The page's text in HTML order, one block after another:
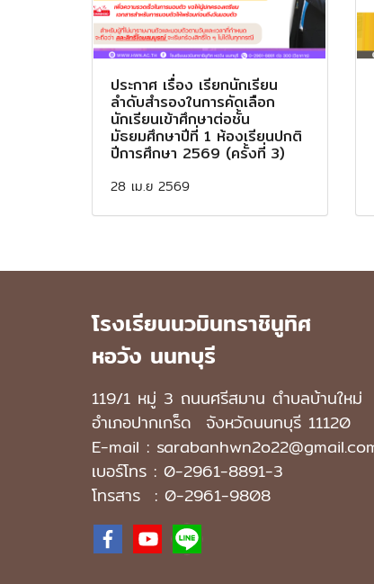
ประกาศ เรื่อง เรียกนักเรียน
ลำดับสำรองในการคัดเลือก
นักเรียนเข้าศึกษาต่อชั้น
มัธยมศึกษาปีที่ 1 ห้องเรียนปกติ
ปีการศึกษา 2569 (ครั้งที่ 3)
28 เม.ย 2569
โรงเรียนนวมินทราชินูทิศ
หอวัง นนทบุรี
119/1 หมู่ 3 ถนนศรีสมาน ตำบลบ้านใหม่
อำเภอปากเกร็ด จังหวัดนนทบุรี 11120
E-mail :
เบอร์โทร : 0-2961-8891-3
โทรสาร : 0-2961-9808